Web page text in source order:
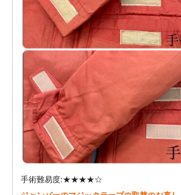
手術難易度:★★★★☆